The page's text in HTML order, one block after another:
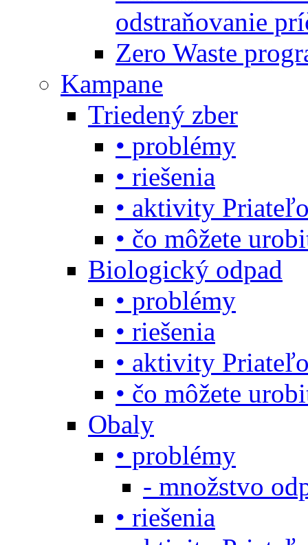
odstraňovanie
Zero Waste
Kampane
Triedený zber
• problémy
• riešenia
• aktivity
• čo môžete
Biologický odpad
• problémy
• riešenia
• aktivity
• čo môžete
Obaly
• problémy
- množstvo
• riešenia